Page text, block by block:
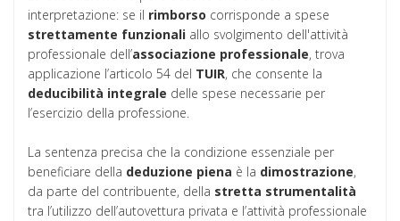
interpretazione: se il rimborso corrisponde a spese
strettamente funzionali allo svolgimento dell'attività
professionale dell’associazione professionale, trova
applicazione l’articolo 54 del TUIR, che consente la
deducibilità integrale delle spese necessarie per
l’esercizio della professione.
La sentenza precisa che la condizione essenziale per
beneficiare della deduzione piena è la dimostrazione,
da parte del contribuente, della stretta strumentalità
tra l’utilizzo dell’autovettura privata e l’attività professionale